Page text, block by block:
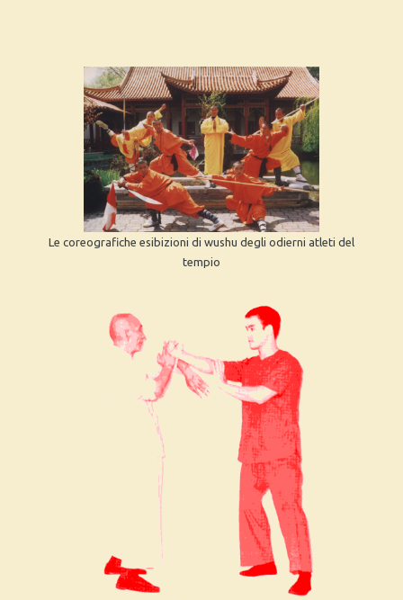
Le coreografiche esibizioni di wushu degli odierni atleti del
tempio